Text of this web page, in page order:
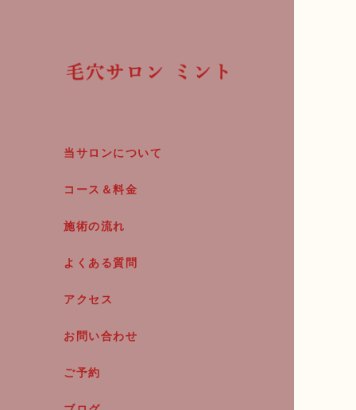
当サロンについて
コース＆料金
施術の流れ
よくある質問
アクセス
お問い合わせ
ご予約